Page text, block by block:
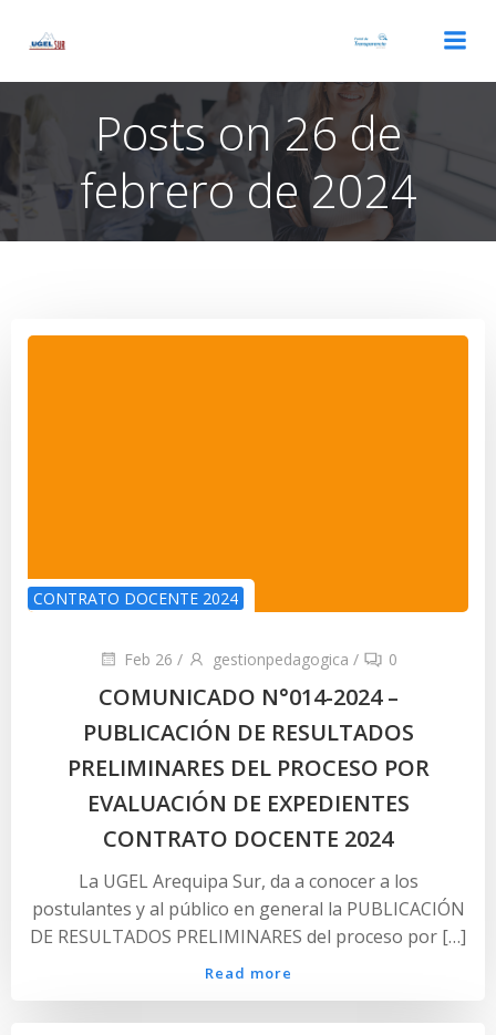
Posts on 26 de
febrero de 2024
CONTRATO DOCENTE 2024
Feb 26 / gestionpedagogica / 0
COMUNICADO N°014-2024 –
PUBLICACIÓN DE RESULTADOS
PRELIMINARES DEL PROCESO POR
EVALUACIÓN DE EXPEDIENTES
CONTRATO DOCENTE 2024
La UGEL Arequipa Sur, da a conocer a los
postulantes y al público en general la PUBLICACIÓN
DE RESULTADOS PRELIMINARES del proceso por […]
Read more